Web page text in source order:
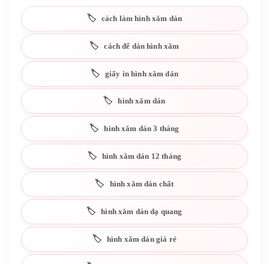
cách làm hình xăm dán
cách để dán hình xăm
giấy in hình xăm dán
hình xăm dán
hình xăm dán 3 tháng
hình xăm dán 12 tháng
hình xăm dán chất
hình xăm dán dạ quang
hình xăm dán giá rẻ